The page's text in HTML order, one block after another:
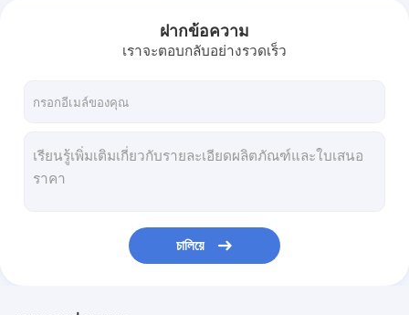
Tuya ฉลาด สวิตช์
Tuya ฉลาด กล้อง
ซ็อกเก็ตปลั๊กอัจฉริยะ
WiFi สมาร์ทเทอร์โมสตัท
ฝากข้อความ
เราจะตอบกลับอย่างรวดเร็ว
চালিয়ে